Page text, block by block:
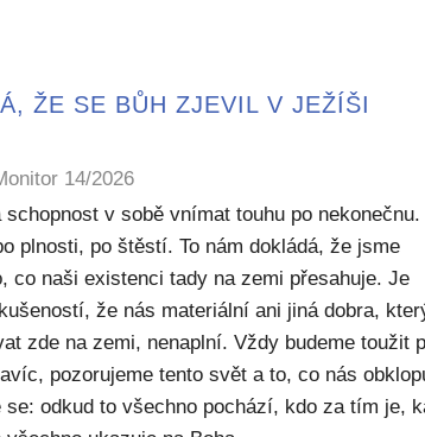
ŽE SE BŮH ZJEVIL V JEŽÍŠI
14/2026
v sobě vnímat touhu po nekonečnu.
plnosti, po štěstí. To nám dokládá, že jsme
co naši existenci tady na zemi přesahuje. Je
že nás materiální ani jiná dobra,
zde na zemi, nenaplní. Vždy budeme toužit
pozorujeme tento svět a to, co nás
se: odkud to všechno pochází, kdo za tím je,